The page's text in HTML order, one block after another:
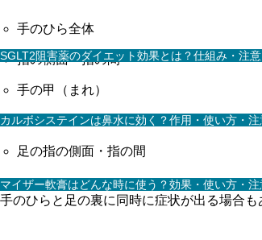
SGLT2阻害薬のダイエット効果とは？仕組み・注
カルボシステインは鼻水に効く？作用・使い方・注
マイザー軟膏はどんな時に使う？効果・使い方・注
手のひら全体
指の側面・指の間
手の甲（まれ）
足の裏全体
足の指の側面・指の間
手のひらと足の裏に同時に症状が出る場合